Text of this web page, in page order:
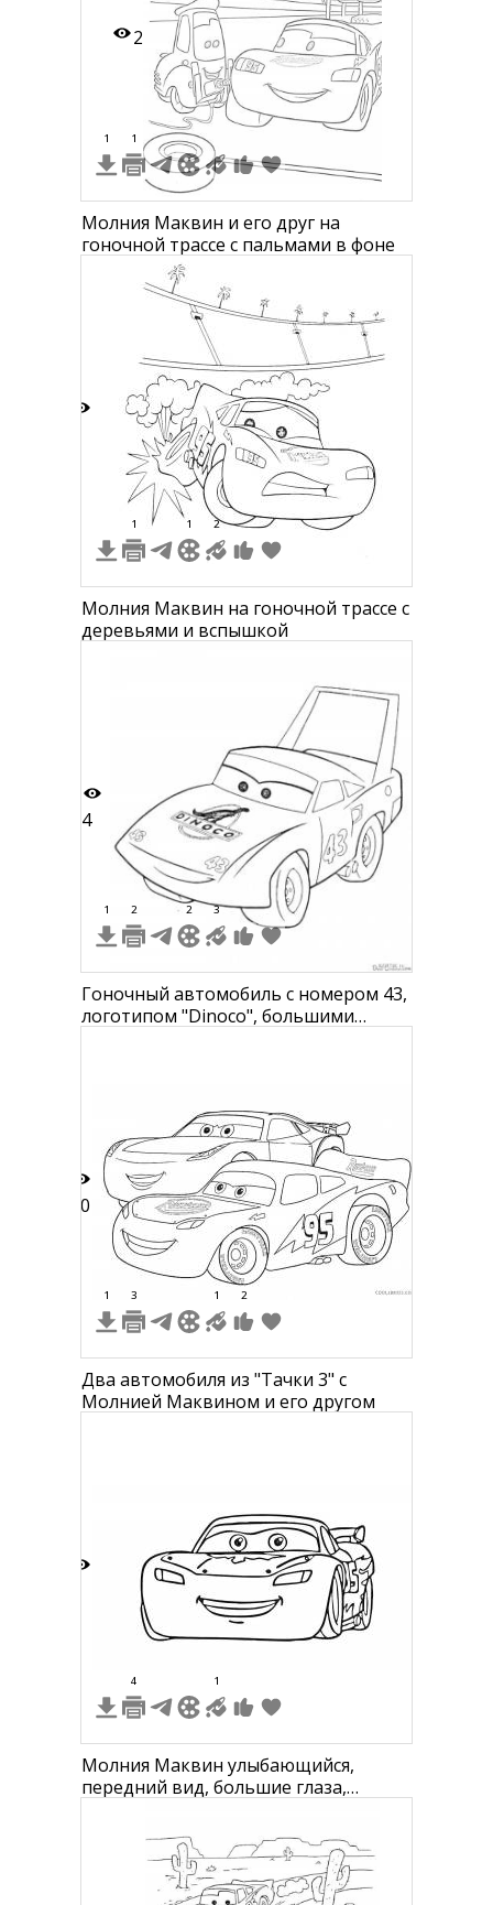
2
1 1
Молния Маквин и его друг на
гоночной трассе с пальмами в фоне
1 1 2
Молния Маквин на гоночной трассе с
деревьями и вспышкой
4
1 2 2 3
Гоночный автомобиль с номером 43,
логотипом "Dinoco", большими
10
1 3 1 2
Два автомобиля из "Тачки 3" с
Молнией Маквином и его другом
4 1
Молния Маквин улыбающийся,
передний вид, большие глаза,